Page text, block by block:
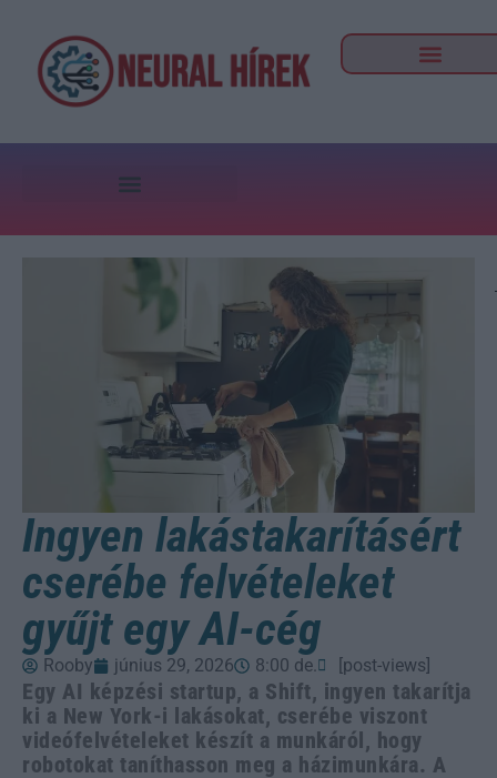
Ingyen lakástakarításért
cserébe felvételeket
gyűjt egy AI-cég
Rooby június 29, 2026 8:00 de. [post-views]
Egy AI képzési startup, a Shift, ingyen takarítja
ki a New York-i lakásokat, cserébe viszont
videófelvételeket készít a munkáról, hogy
robotokat taníthasson meg a házimunkára. A